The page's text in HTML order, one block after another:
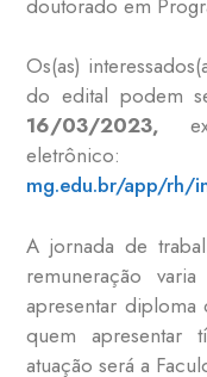
Os(as)
do edital podem
16/03/2023,
mg.edu.br/app/rh/
A jornada de
remuneração
apresentar diploma
quem
atuação será a